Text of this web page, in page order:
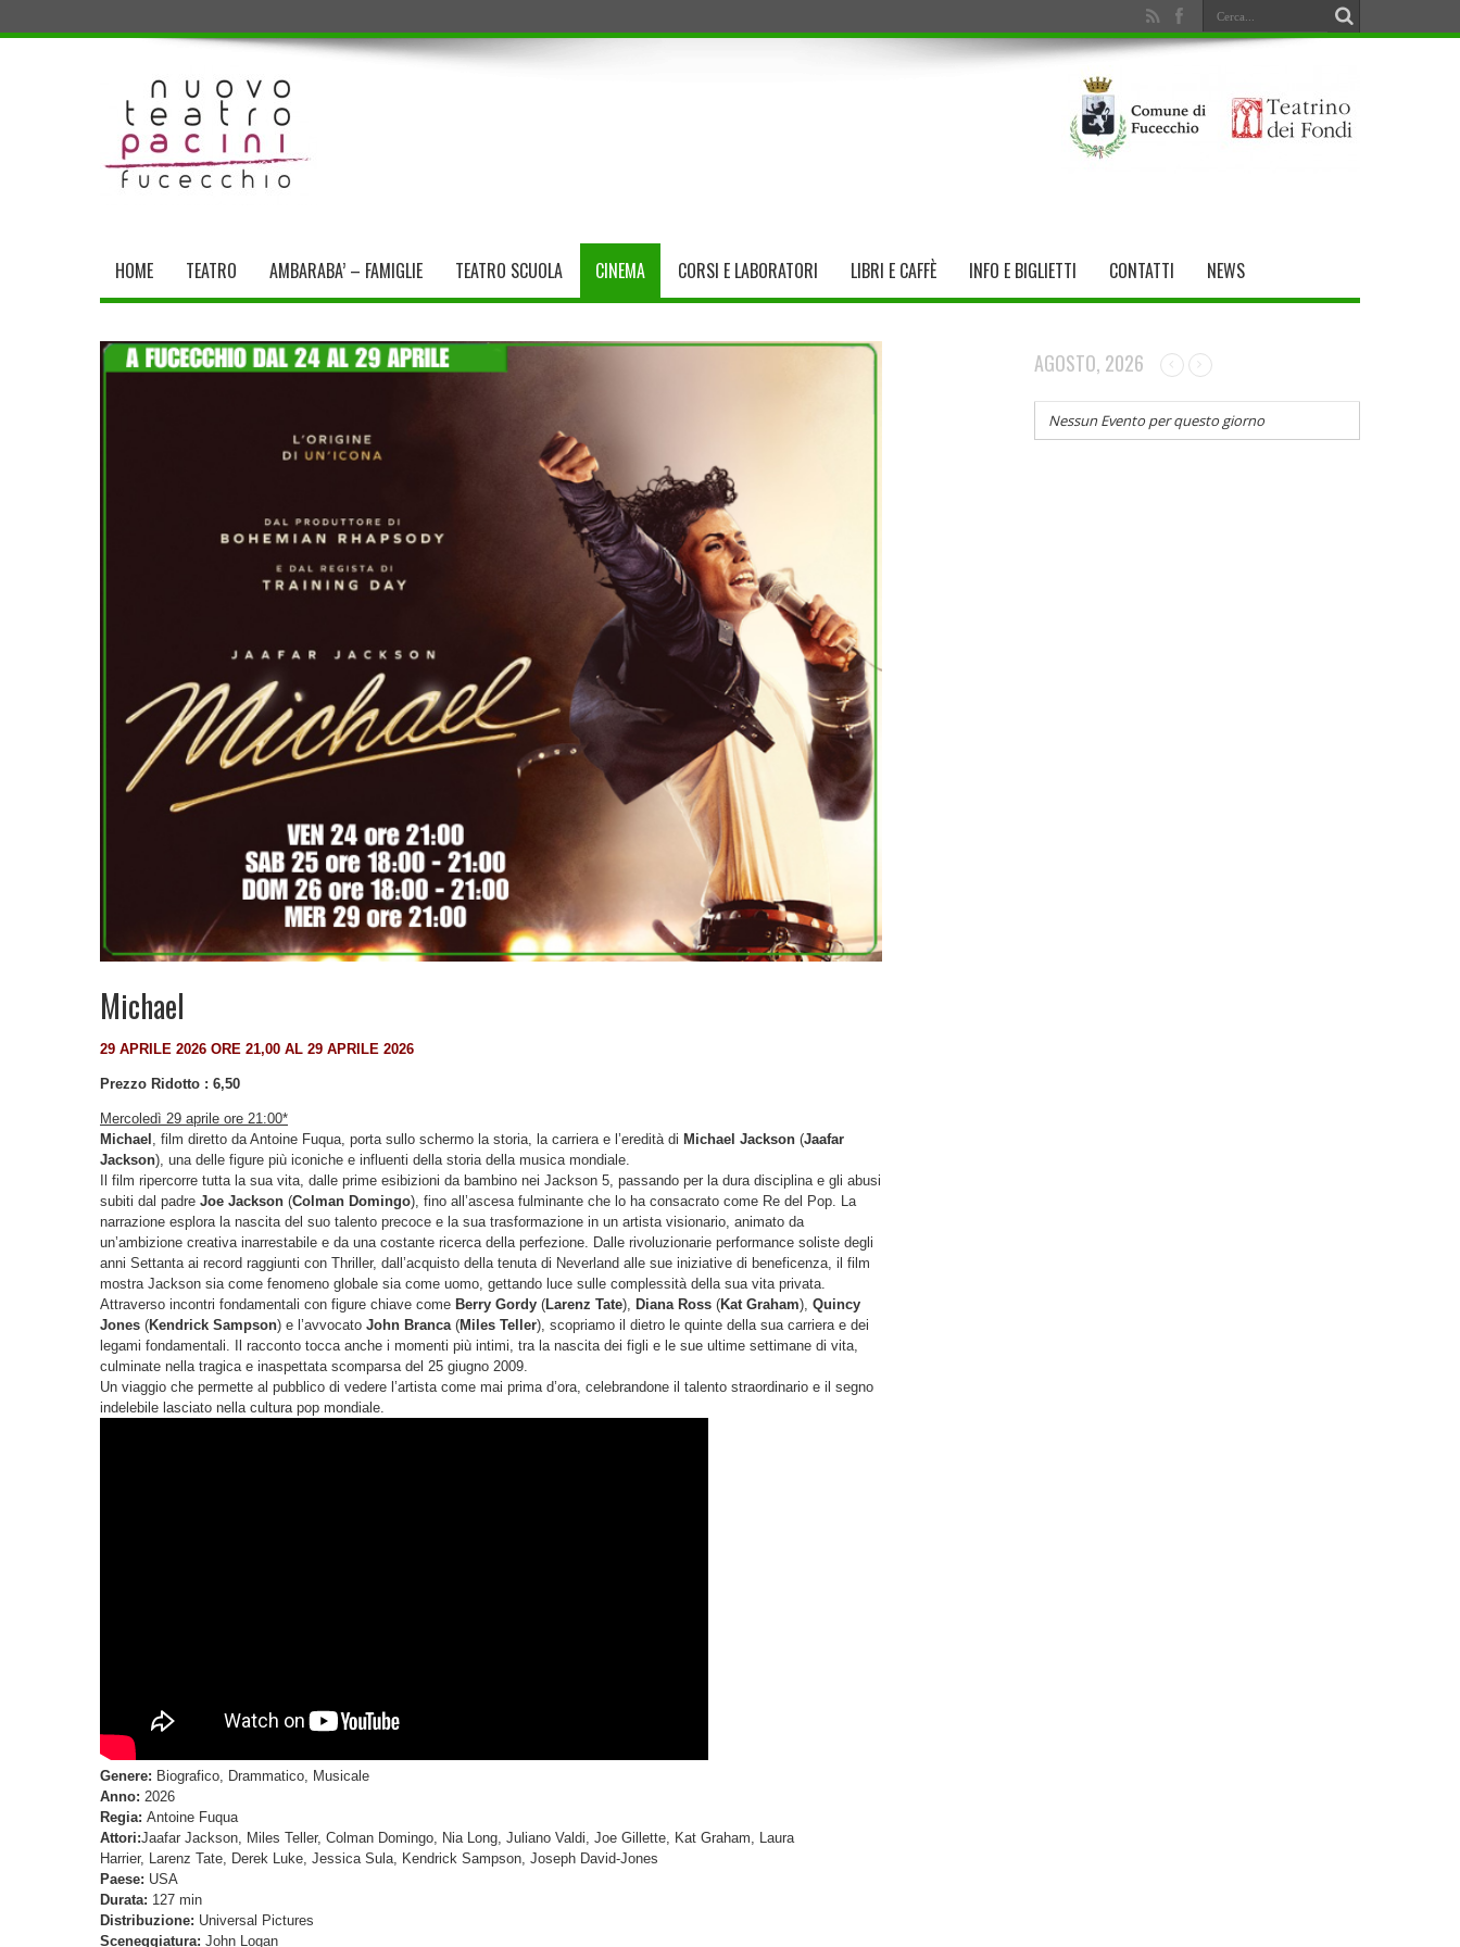
HOME TEATRO AMBARABA’ – FAMIGLIE TEATRO SCUOLA CINEMA CORSI E LABORATORI LIBRI E CAFFÈ INFO E BIGLIETTI CONTATTI NEWS
Michael
29 APRILE 2026 ORE 21,00 AL 29 APRILE 2026
Prezzo Ridotto : 6,50
Mercoledì 29 aprile ore 21:00*
Michael , film diretto da Antoine Fuqua, porta sullo schermo la storia, la carriera e l’eredità di Michael Jackson (Jaafar
Jackson), una delle figure più iconiche e influenti della storia della musica mondiale.
Il film ripercorre tutta la sua vita, dalle prime esibizioni da bambino nei Jackson 5, passando per la dura disciplina e gli abusi
subiti dal padre Joe Jackson (Colman Domingo), fino all’ascesa fulminante che lo ha consacrato come Re del Pop. La
narrazione esplora la nascita del suo talento precoce e la sua trasformazione in un artista visionario, animato da
un’ambizione creativa inarrestabile e da una costante ricerca della perfezione. Dalle rivoluzionarie performance soliste degli
anni Settanta ai record raggiunti con Thriller, dall’acquisto della tenuta di Neverland alle sue iniziative di beneficenza, il film
mostra Jackson sia come fenomeno globale sia come uomo, gettando luce sulle complessità della sua vita privata.
Attraverso incontri fondamentali con figure chiave come Berry Gordy (Larenz Tate), Diana Ross (Kat Graham), Quincy
Jones (Kendrick Sampson) e l’avvocato John Branca(Miles Teller), scopriamo il dietro le quinte della sua carriera e dei
legami fondamentali. Il racconto tocca anche i momenti più intimi, tra la nascita dei figli e le sue ultime settimane di vita,
culminate nella tragica e inaspettata scomparsa del 25 giugno 2009.
Un viaggio che permette al pubblico di vedere l’artista come mai prima d’ora, celebrandone il talento straordinario e il segno
indelebile lasciato nella cultura pop mondiale.
Genere: Biografico, Drammatico, Musicale
Anno: 2026
Regia: Antoine Fuqua
Attori:Jaafar Jackson, Miles Teller, Colman Domingo, Nia Long, Juliano Valdi, Joe Gillette, Kat Graham, Laura
Harrier, Larenz Tate, Derek Luke, Jessica Sula, Kendrick Sampson, Joseph David-Jones
Paese: USA
Durata: 127 min
Distribuzione: Universal Pictures
Sceneggiatura: John Logan
AGOSTO, 2026
Nessun Evento per questo giorno